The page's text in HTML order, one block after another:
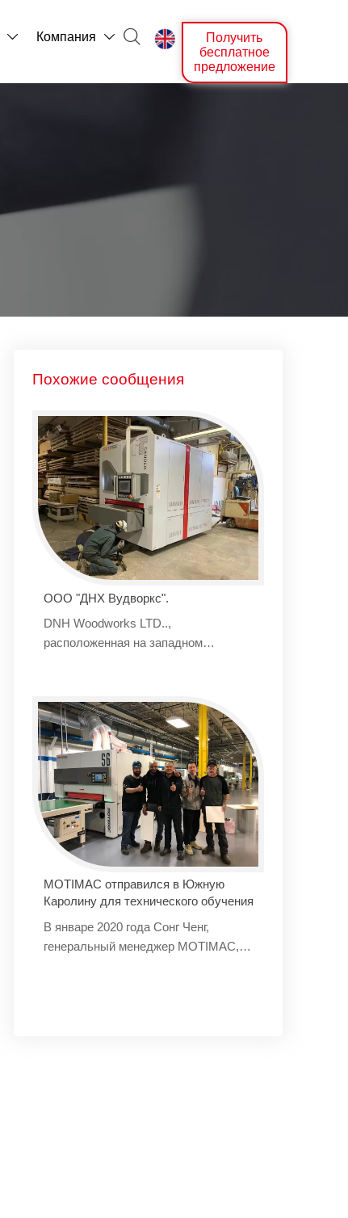
 Компания   
Получить
бесплатное
предложение
Похожие сообщения
ООО "ДНХ Вудворкс".
DNH Woodworks LTD..,
расположенная на западном
изготовлению корпусов в Ванкувере и
эталоном в области высокой моды.
Для западных семей, которые
обращают внимание на качество,
домашняя жизнь — это опыт с
чувством церемонии и искусства.
Каждая часть аксессуаров для
кабинета - это существование,
которое наделяет искусством жизни.
этого искусства жизни.
MOTIMAC отправился в Южную
Каролину для технического обучения
В январе 2020 года Сонг Ченг,
генеральный менеджер MOTIMAC,